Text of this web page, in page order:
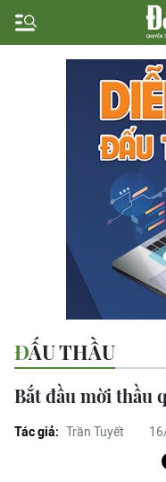
ĐẤU THẦU
Bắt đầu mời thầu
Tác giả: Trần Tuyết